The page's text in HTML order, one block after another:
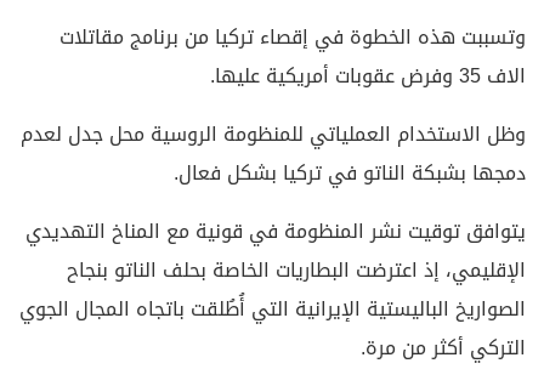
وتسببت هذه الخطوة في إقصاء تركيا من برنامج مقاتلات
الاف 35 وفرض عقوبات أمريكية عليها.
وظل الاستخدام العملياتي للمنظومة الروسية محل جدل لعدم
دمجها بشبكة الناتو في تركيا بشكل فعال.
يتوافق توقيت نشر المنظومة في قونية مع المناخ التهديدي
الإقليمي، إذ اعترضت البطاريات الخاصة بحلف الناتو بنجاح
الصواريخ الباليستية الإيرانية التي أُطُلقت باتجاه المجال الجوي
التركي أكثر من مرة.